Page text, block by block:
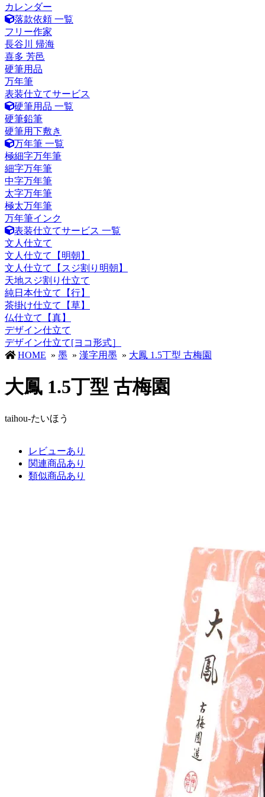
カレンダー
落款依頼 一覧
フリー作家
長谷川 帰海
喜多 芳邑
硬筆用品
万年筆
表装仕立てサービス
硬筆用品 一覧
硬筆鉛筆
硬筆用下敷き
万年筆 一覧
極細字万年筆
細字万年筆
中字万年筆
太字万年筆
極太万年筆
万年筆インク
表装仕立てサービス 一覧
文人仕立て
文人仕立て【明朝】
文人仕立て【スジ割り明朝】
天地スジ割り仕立て
純日本仕立て【行】
茶掛け仕立て【草】
仏仕立て【真】
デザイン仕立て
デザイン仕立て[ヨコ形式］
HOME » 墨 » 漢字用墨 » 大鳳 1.5丁型 古梅園
大鳳 1.5丁型 古梅園
taihou-たいほう
レビューあり
関連商品あり
類似商品あり